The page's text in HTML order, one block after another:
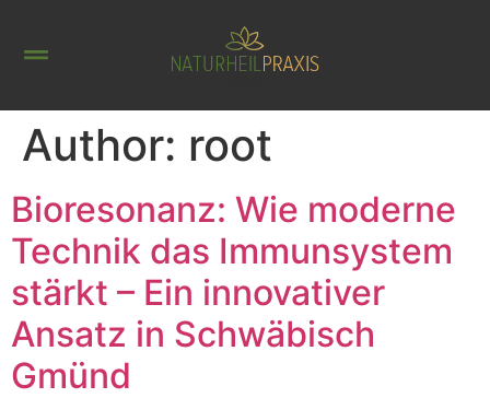
Author: root
Bioresonanz: Wie moderne
Technik das Immunsystem
stärkt – Ein innovativer
Ansatz in Schwäbisch
Gmünd